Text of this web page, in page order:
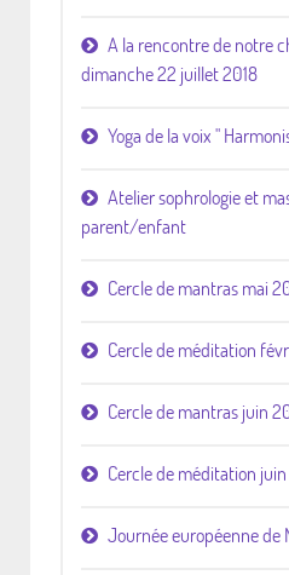
A la rencontre de notre
dimanche 22 juillet 2018
Yoga de la voix "
Atelier sophrologie et
parent/enfant
Cercle de mantras mai
Cercle de méditation
Cercle de mantras juin
Cercle de méditation
Journée européenne de